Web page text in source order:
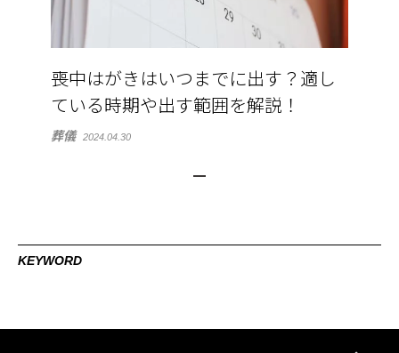
喪中はがきはいつまでに出す？適し
ている時期や出す範囲を解説！
葬儀 2024.04.30
KEYWORD